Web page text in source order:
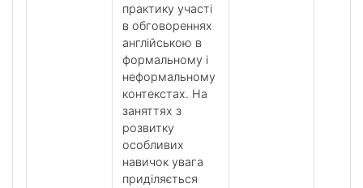
практику участі
в обговореннях
англійською в
формальному і
неформальному
контекстах. На
заняттях з
розвитку
особливих
навичок увага
приділяється